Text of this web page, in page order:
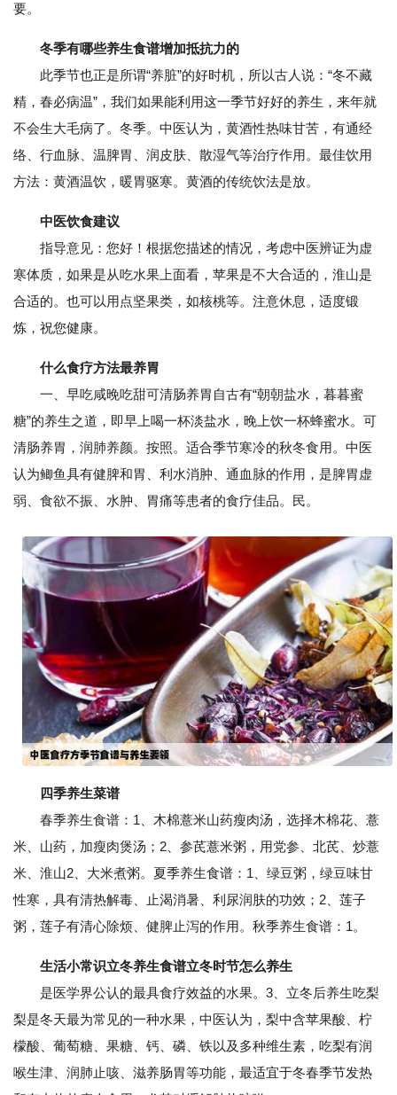
要。
冬季有哪些养生食谱增加抵抗力的
此季节也正是所谓“养脏”的好时机，所以古人说：“冬不藏
精，春必病温”，我们如果能利用这一季节好好的养生，来年就
不会生大毛病了。冬季。中医认为，黄酒性热味甘苦，有通经
络、行血脉、温脾胃、润皮肤、散湿气等治疗作用。最佳饮用
方法：黄酒温饮，暖胃驱寒。黄酒的传统饮法是放。
中医饮食建议
指导意见：您好！根据您描述的情况，考虑中医辨证为虚
寒体质，如果是从吃水果上面看，苹果是不大合适的，淮山是
合适的。也可以用点坚果类，如核桃等。注意休息，适度锻
炼，祝您健康。
什么食疗方法最养胃
一、早吃咸晚吃甜可清肠养胃自古有“朝朝盐水，暮暮蜜
糖”的养生之道，即早上喝一杯淡盐水，晚上饮一杯蜂蜜水。可
清肠养胃，润肺养颜。按照。适合季节寒冷的秋冬食用。中医
认为鲫鱼具有健脾和胃、利水消肿、通血脉的作用，是脾胃虚
弱、食欲不振、水肿、胃痛等患者的食疗佳品。民。
四季养生菜谱
春季养生食谱：1、木棉薏米山药瘦肉汤，选择木棉花、薏
米、山药，加瘦肉煲汤；2、参芪薏米粥，用党参、北芪、炒薏
米、淮山2、大米煮粥。夏季养生食谱：1、绿豆粥，绿豆味甘
性寒，具有清热解毒、止渴消暑、利尿润肤的功效；2、莲子
粥，莲子有清心除烦、健脾止泻的作用。秋季养生食谱：1。
生活小常识立冬养生食谱立冬时节怎么养生
是医学界公认的最具食疗效益的水果。3、立冬后养生吃梨
梨是冬天最为常见的一种水果，中医认为，梨中含苹果酸、柠
檬酸、葡萄糖、果糖、钙、磷、铁以及多种维生素，吃梨有润
喉生津、润肺止咳、滋养肠胃等功能，最适宜于冬春季节发热